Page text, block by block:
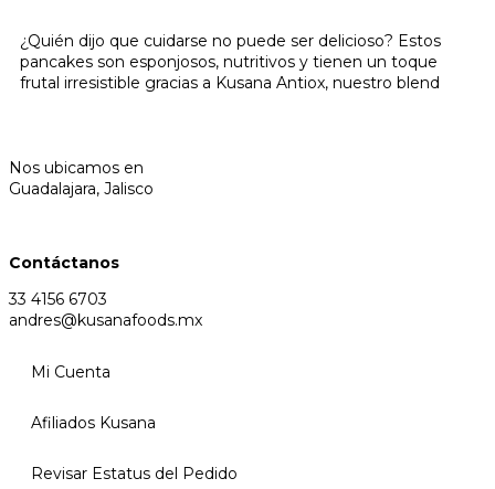
¿Quién dijo que cuidarse no puede ser delicioso? Estos
pancakes son esponjosos, nutritivos y tienen un toque
frutal irresistible gracias a Kusana Antiox, nuestro blend
Nos ubicamos en
Guadalajara, Jalisco
Contáctanos
33 4156 6703
andres@kusanafoods.mx
Mi Cuenta
Afiliados Kusana
Revisar Estatus del Pedido